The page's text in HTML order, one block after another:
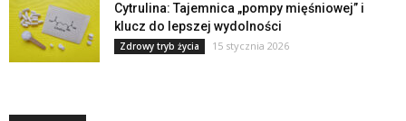
Cytrulina: Tajemnica „pompy mięśniowej” i
klucz do lepszej wydolności
Zdrowy tryb życia 15 stycznia 2026